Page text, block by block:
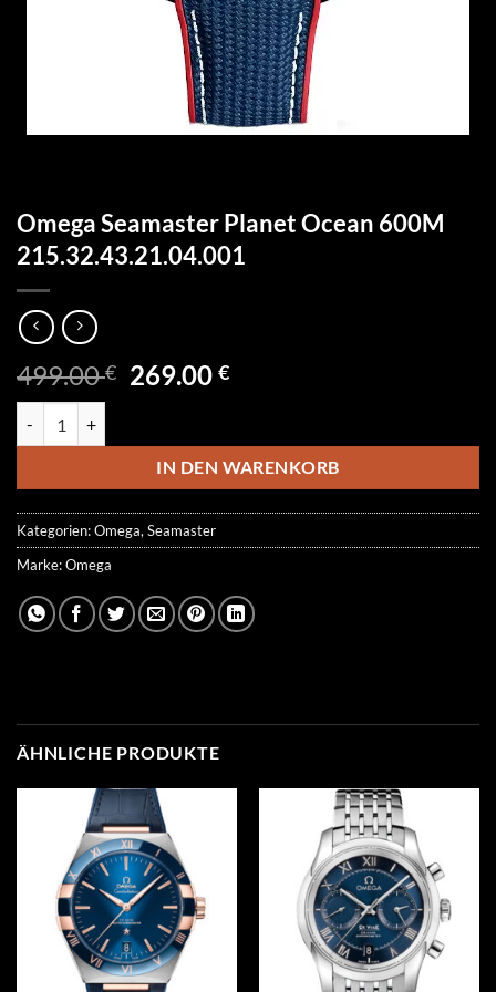
Omega Seamaster Planet Ocean 600M
215.32.43.21.04.001
499.00€ Ursprünglicher
499.00 €
269.00€Aktueller
269.00 €.
IN DEN WARENKORB
Kategorien:Omega, Seamaster
Marke:Omega
ÄHNLICHE PRODUKTE